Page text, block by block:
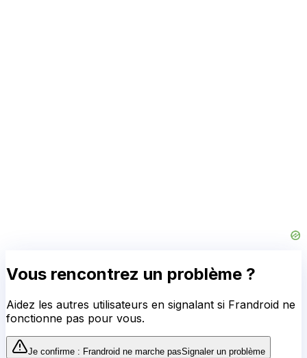
Vous rencontrez un problème ?
Aidez les autres utilisateurs en signalant si Frandroid ne
fonctionne pas pour vous.
Je confirme : Frandroid ne marche pasSignaler un problème